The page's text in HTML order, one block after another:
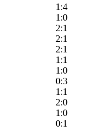
1:4
1:0
2:1
2:1
2:1
1:1
1:0
0:3
1:1
2:0
1:0
0:1